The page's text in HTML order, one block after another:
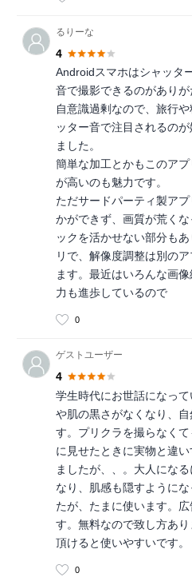
るりーな
4
Androidスマホはシャッタ
音で撮影できるのがありが
自意識過剰なので、旅行
ッター音で注目されるの
ました。
簡単な加工とかもこのア
が高いのも魅力です。
ただサードパーティ製ア
かができず、画質が荒く
ックを活かせない部分も
リで、解像度調整は別の
ます。最近はいろんな画
力も進歩しているので
0
ゲストユーザー
4
学生時代にお世話になっ
や肌の黒さがなくなり、
す。プリクラを撮らなく
に見せたときに実物と違
ましたが、、。大人にな
なり、肌感も隠すように
たが、たまに使います。
す。無料なので致し方あ
頂けると使いやすいです。
0